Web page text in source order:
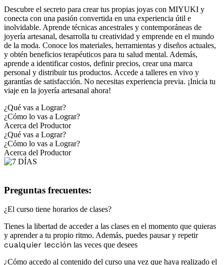
Descubre el secreto para crear tus propias joyas con MIYUKI y
conecta con una pasión convertida en una experiencia útil e
inolvidable. Aprende técnicas ancestrales y contemporáneas de
joyería artesanal, desarrolla tu creatividad y emprende en el mundo
de la moda. Conoce los materiales, herramientas y diseños actuales,
y obtén beneficios terapéuticos para tu salud mental. Además,
aprende a identificar costos, definir precios, crear una marca
personal y distribuir tus productos. Accede a talleres en vivo y
garantías de satisfacción. No necesitas experiencia previa. ¡Inicia tu
viaje en la joyería artesanal ahora!
¿Qué vas a Lograr?
¿Cómo lo vas a Lograr?
Acerca del Productor
¿Qué vas a Lograr?
¿Cómo lo vas a Lograr?
Acerca del Productor
Preguntas frecuentes:
¿El curso tiene horarios de clases?
Tienes la libertad de acceder a las clases en el momento que quieras
y aprender a tu propio ritmo. Además, puedes pausar y repetir
cualquier lección las veces que desees
¿Cómo accedo al contenido del curso una vez que haya realizado el